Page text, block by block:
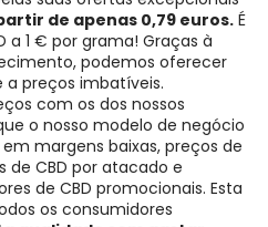
de apenas 0,79 euros. É
a 1 € por grama! Graças à
podemos oferecer
preços imbatíveis.
com os dos nossos
o nosso modelo de negócio
margens baixas, preços de
de CBD por atacado e
de CBD promocionais. Esta
os consumidores